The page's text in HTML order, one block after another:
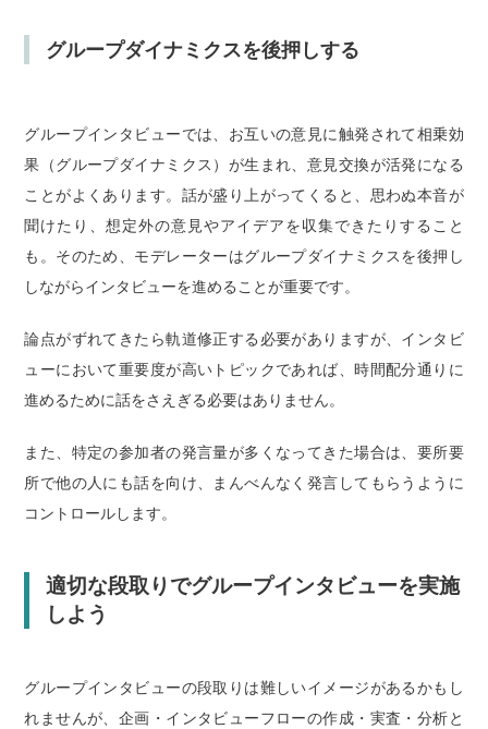
グループダイナミクスを後押しする
グループインタビューでは、お互いの意見に触発されて相乗効
果（グループダイナミクス）が生まれ、意見交換が活発になる
ことがよくあります。話が盛り上がってくると、思わぬ本音が
聞けたり、想定外の意見やアイデアを収集できたりすること
も。そのため、モデレーターはグループダイナミクスを後押し
しながらインタビューを進めることが重要です。
論点がずれてきたら軌道修正する必要がありますが、インタビ
ューにおいて重要度が高いトピックであれば、時間配分通りに
進めるために話をさえぎる必要はありません。
また、特定の参加者の発言量が多くなってきた場合は、要所要
所で他の人にも話を向け、まんべんなく発言してもらうように
コントロールします。
適切な段取りでグループインタビューを実施
しよう
グループインタビューの段取りは難しいイメージがあるかもし
れませんが、企画・インタビューフローの作成・実査・分析と